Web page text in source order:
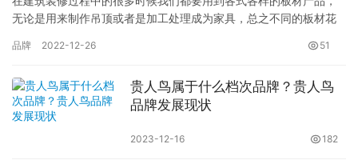
无论是用来制作吊顶或者是加工处理成为家具，总之不同的板材花
品牌有…
品牌 2022-12-26 51
贵人鸟属于什么档次品牌？贵人鸟
品牌发展现状
2023-12-16 182